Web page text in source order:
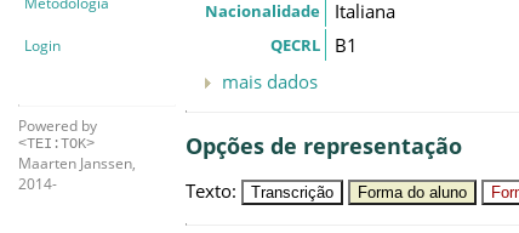
Login
Powered by
<TEI:TOK>
Maarten Janssen,
2014-
Nacionalidade Italiana
QECRL
B1
mais dados
Opções de representação
Texto: Transcrição Forma do aluno